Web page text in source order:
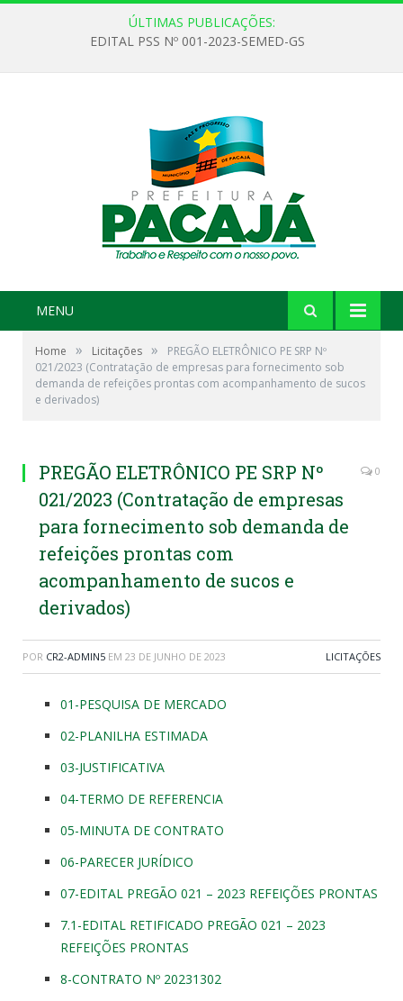
ÚLTIMAS PUBLICAÇÕES:
EDITAL PSS Nº 001-2023-SEMED-GS
MENU
Home » Licitações »
PREGÃO ELETRÔNICO PE SRP Nº
021/2023 (Contratação de empresas para fornecimento sob
demanda de refeições prontas com acompanhamento de sucos
e derivados)
PREGÃO ELETRÔNICO PE SRP Nº
021/2023 (Contratação de empresas
para fornecimento sob demanda de
refeições prontas com
acompanhamento de sucos e
derivados)
0
POR CR2-ADMIN5 EM 23 DE JUNHO DE 2023 LICITAÇÕES
01-PESQUISA DE MERCADO
02-PLANILHA ESTIMADA
03-JUSTIFICATIVA
04-TERMO DE REFERENCIA
05-MINUTA DE CONTRATO
06-PARECER JURÍDICO
07-EDITAL PREGÃO 021 – 2023 REFEIÇÕES PRONTAS
7.1-EDITAL RETIFICADO PREGÃO 021 – 2023
REFEIÇÕES PRONTAS
8-CONTRATO Nº 20231302